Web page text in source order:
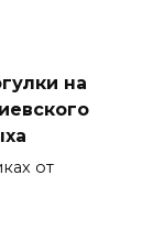
на
от